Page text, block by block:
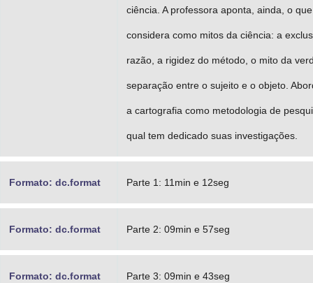
ciência. A professora aponta, ainda, o
considera como mitos da ciência: a
razão, a rigidez do método, o mito da
separação entre o sujeito e o objeto.
a cartografia como metodologia de
qual tem dedicado suas investigações.
Formato: dc.format Parte 1: 11min e 12seg
Formato: dc.format Parte 2: 09min e 57seg
Formato: dc.format Parte 3: 09min e 43seg